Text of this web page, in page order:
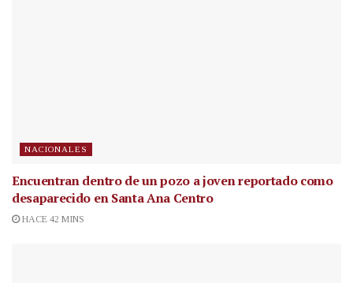
NACIONALES
Encuentran dentro de un pozo a joven reportado como
desaparecido en Santa Ana Centro
HACE 42 MINS